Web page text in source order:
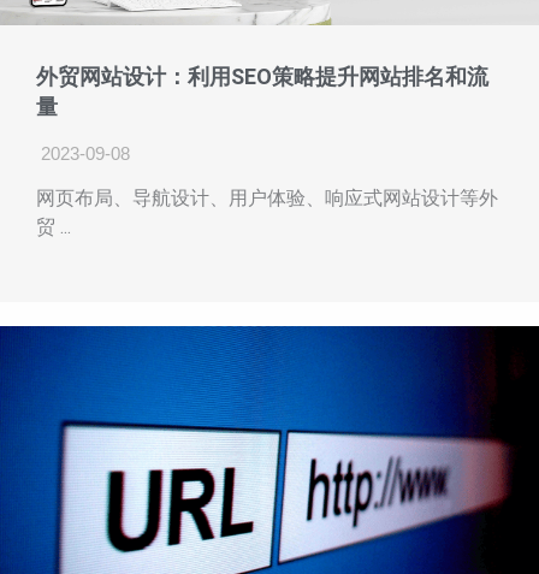
外贸网站设计：利用SEO策略提升网站排名和流
量
2023-09-08
网页布局、导航设计、用户体验、响应式网站设计等外
贸 ...